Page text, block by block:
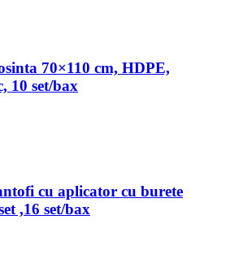
70×110 cm, HDPE,
10 set/bax
cu aplicator cu burete
,16 set/bax